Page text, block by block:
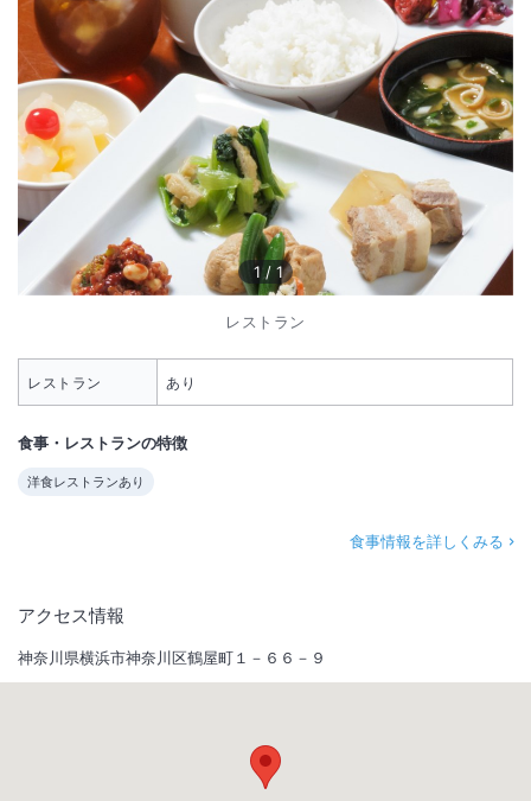
1 / 1
レストラン
レストラン あり
食事・レストランの特徴
洋食レストランあり
食事情報を詳しくみる
アクセス情報
神奈川県横浜市神奈川区鶴屋町１－６６－９